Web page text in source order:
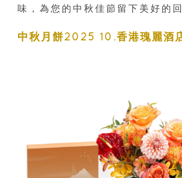
味，為您的中秋佳節留下美好的回
中秋月餅2025 10.香港瑰麗酒